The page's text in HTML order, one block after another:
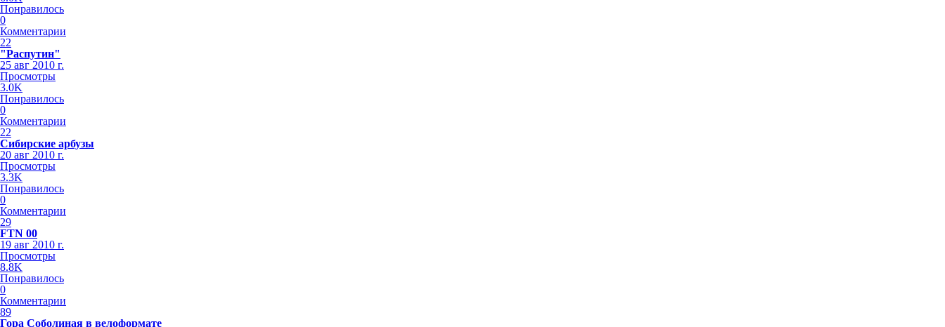
Понравилось
0
Комментарии
22
"Распутин"
25 авг 2010 г.
Просмотры
3.0K
Понравилось
0
Комментарии
22
Сибирские арбузы
20 авг 2010 г.
Просмотры
3.3K
Понравилось
0
Комментарии
29
FTN 00
19 авг 2010 г.
Просмотры
8.8K
Понравилось
0
Комментарии
89
Гора Соболиная в велоформате